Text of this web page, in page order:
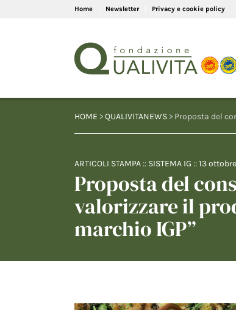
Home Newsletter Privacy e cookie policy
HOME >QUALIVITANEWS > Proposta del
ARTICOLI STAMPA :: SISTEMA IG ::13
Proposta del
valorizzare il
marchio IGP”